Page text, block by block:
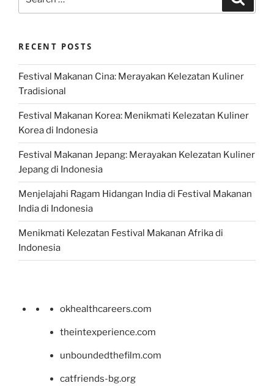
for:
RECENT POSTS
Festival Makanan Cina: Merayakan Kelezatan Kuliner
Tradisional
Festival Makanan Korea: Menikmati Kelezatan Kuliner
Korea di Indonesia
Festival Makanan Jepang: Merayakan Kelezatan Kuliner
Jepang di Indonesia
Menjelajahi Ragam Hidangan India di Festival Makanan
India di Indonesia
Menikmati Kelezatan Festival Makanan Afrika di
Indonesia
okhealthcareers.com
theintexperience.com
unboundedthefilm.com
catfriends-bg.org